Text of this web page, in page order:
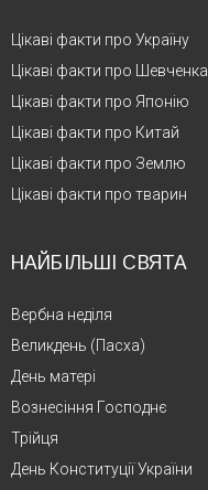
Цікаві факти про Україну
Цікаві факти про Шевченка
Цікаві факти про Японію
Цікаві факти про Китай
Цікаві факти про Землю
Цікаві факти про тварин
НАЙБІЛЬШІ СВЯТА
Вербна неділя
Великдень (Пасха)
День матері
Вознесіння Господнє
Трійця
День Конституції України